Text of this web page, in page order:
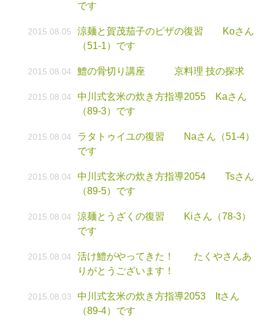
です
2015.08.05
涼麺と賀茂茄子のピザの復習 Koさん
（51-1）です
2015.08.04 鱧の骨切り講座 京料理 技の探求
2015.08.04
中川式玄米の炊き方指導2055 Kaさん
（89-3）です
2015.08.04
ラタトゥイユの復習 Naさん（51-4）
です
2015.08.04
中川式玄米の炊き方指導2054 Tsさん
（89-5）です
2015.08.04
涼麺とうざくの復習 Kiさん（78-3）
です
2015.08.04
活け鱧がやってきた！ たくやさんあ
りがとうございます！
2015.08.03
中川式玄米の炊き方指導2053 Itさん
（89-4）です